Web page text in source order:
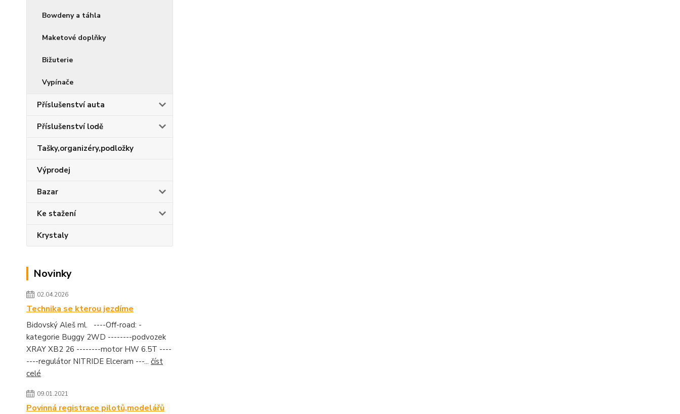
Bowdeny a táhla
Maketové doplňky
Bižuterie
Vypínače
Příslušenství auta
Příslušenství lodě
Tašky,organizéry,podložky
Výprodej
Bazar
Ke stažení
Krystaly
Novinky
02.04.2026
Technika se kterou jezdíme
Bidovský Aleš ml. ----Off-road: -
kategorie Buggy 2WD --------podvozek
XRAY XB2 26 --------motor HW 6.5T ----
----regulátor NITRIDE Elceram ---... číst
celé
09.01.2021
Povinná registrace pilotů,modelářů